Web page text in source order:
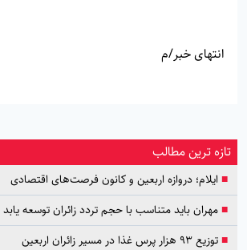
انتهای خبر/م
تازه ترین مطالب
■ ایلام؛ دروازه اربعین و کانون فرصت‌های اقتصادی
■مهران باید متناسب با حجم تردد زائران توسعه یابد
■توزیع ۹۳ هزار پرس غذا در مسیر زائران اربعین